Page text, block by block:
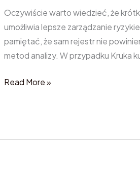
Oczywiście warto wiedzieć, że
umożliwia lepsze zarządzanie
pamiętać, że sam rejestr nie
metod analizy. W przypadku Kruka
Forum
Read More »